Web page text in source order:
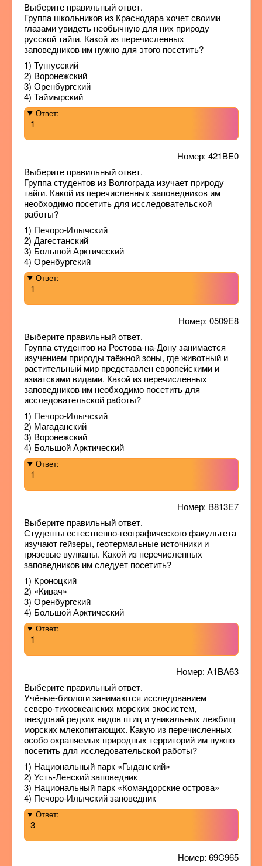
Выберите правильный ответ.
Группа школьников из Краснодара хочет своими
глазами увидеть необычную для них природу
русской тайги. Какой из перечисленных
заповедников им нужно для этого посетить?
1) Тунгусский
2) Воронежский
3) Оренбургский
4) Таймырский
Ответ:
1
Номер: 421BE0
Выберите правильный ответ.
Группа студентов из Волгограда изучает природу
тайги. Какой из перечисленных заповедников им
необходимо посетить для исследовательской
работы?
1) Печоро-Илычский
2) Дагестанский
3) Большой Арктический
4) Оренбургский
Ответ:
1
Номер: 0509E8
Выберите правильный ответ.
Группа студентов из Ростова-на-Дону занимается
изучением природы таёжной зоны, где животный и
растительный мир представлен европейскими и
азиатскими видами. Какой из перечисленных
заповедников им необходимо посетить для
исследовательской работы?
1) Печоро-Илычский
2) Магаданский
3) Воронежский
4) Большой Арктический
Ответ:
1
Номер: B813E7
Выберите правильный ответ.
Студенты естественно-географического факультета
изучают гейзеры, геотермальные источники и
грязевые вулканы. Какой из перечисленных
заповедников им следует посетить?
1) Кроноцкий
2) «Кивач»
3) Оренбургский
4) Большой Арктический
Ответ:
1
Номер: A1BA63
Выберите правильный ответ.
Учёные-биологи занимаются исследованием
северо-тихоокеанских морских экосистем,
гнездовий редких видов птиц и уникальных лежбищ
морских млекопитающих. Какую из перечисленных
особо охраняемых природных территорий им нужно
посетить для исследовательской работы?
1) Национальный парк «Гыданский»
2) Усть-Ленский заповедник
3) Национальный парк «Командорские острова»
4) Печоро-Илычский заповедник
Ответ:
3
Номер: 69C965